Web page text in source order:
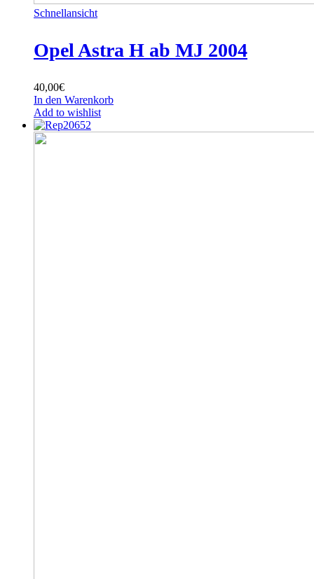
Schnellansicht
Opel Astra H ab MJ 2004
40,00€
In den Warenkorb
Add to wishlist